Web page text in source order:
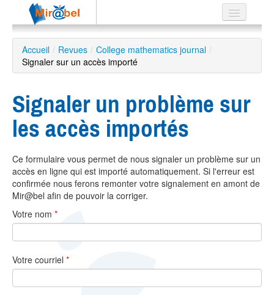
Le réseau
Soutien
avancée
EN
ES
?
Accueil / Revues / College mathematics journal /
Signaler sur un accès importé
Signaler un problème sur
les accès importés
Ce formulaire vous permet de nous signaler un problème sur un
accès en ligne qui est importé automatiquement. Si l'erreur est
confirmée nous ferons remonter votre signalement en amont de
Mir@bel afin de pouvoir la corriger.
Votre nom *
Votre courriel *